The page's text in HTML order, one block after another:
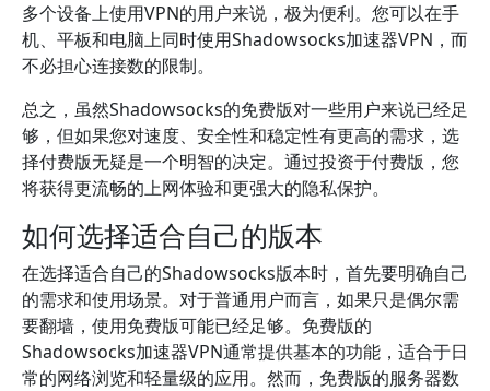
多个设备上使用VPN的用户来说，极为便利。您可以在手
机、平板和电脑上同时使用Shadowsocks加速器VPN，而
不必担心连接数的限制。
总之，虽然Shadowsocks的免费版对一些用户来说已经足
够，但如果您对速度、安全性和稳定性有更高的需求，选
择付费版无疑是一个明智的决定。通过投资于付费版，您
将获得更流畅的上网体验和更强大的隐私保护。
如何选择适合自己的版本
在选择适合自己的Shadowsocks版本时，首先要明确自己
的需求和使用场景。对于普通用户而言，如果只是偶尔需
要翻墙，使用免费版可能已经足够。免费版的
Shadowsocks加速器VPN通常提供基本的功能，适合于日
常的网络浏览和轻量级的应用。然而，免费版的服务器数